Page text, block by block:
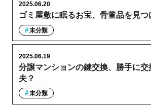
ゴミ屋敷に眠るお宝、骨董品を見つ
2025.06.20
未分類
分譲マンションの鍵交換、勝手に交
夫？
2025.06.19
未分類